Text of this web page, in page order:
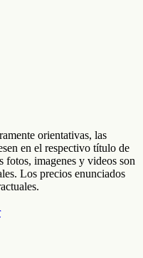
orientativas, las
en el respectivo título de
fotos, imagenes y videos son
Los precios enunciados